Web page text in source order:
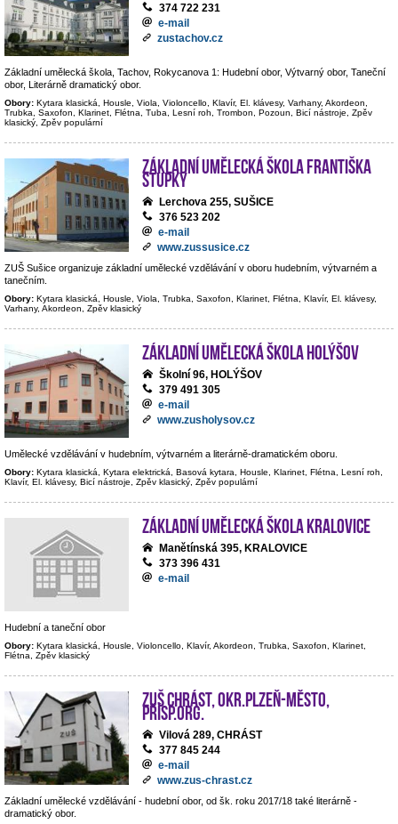
374 722 231
e-mail
zustachov.cz
Základní umělecká škola, Tachov, Rokycanova 1: Hudební obor, Výtvarný obor, Taneční
obor, Literárně dramatický obor.
Obory: Kytara klasická, Housle, Viola, Violoncello, Klavír, El. klávesy, Varhany, Akordeon,
Trubka, Saxofon, Klarinet, Flétna, Tuba, Lesní roh, Trombon, Pozoun, Bicí nástroje, Zpěv
klasický, Zpěv populární
Základní umělecká škola Františka
Stupky
Lerchova 255, SUŠICE
376 523 202
e-mail
www.zussusice.cz
ZUŠ Sušice organizuje základní umělecké vzdělávání v oboru hudebním, výtvarném a
tanečním.
Obory: Kytara klasická, Housle, Viola, Trubka, Saxofon, Klarinet, Flétna, Klavír, El. klávesy,
Varhany, Akordeon, Zpěv klasický
Základní umělecká škola Holýšov
Školní 96, HOLÝŠOV
379 491 305
e-mail
www.zusholysov.cz
Umělecké vzdělávání v hudebním, výtvarném a literárně-dramatickém oboru.
Obory: Kytara klasická, Kytara elektrická, Basová kytara, Housle, Klarinet, Flétna, Lesní roh,
Klavír, El. klávesy, Bicí nástroje, Zpěv klasický, Zpěv populární
Základní umělecká škola Kralovice
Manětínská 395, KRALOVICE
373 396 431
e-mail
Hudební a taneční obor
Obory: Kytara klasická, Housle, Violoncello, Klavír, Akordeon, Trubka, Saxofon, Klarinet,
Flétna, Zpěv klasický
ZUŠ Chrást, okr.Plzeň-město,
přísp.org.
Vilová 289, CHRÁST
377 845 244
e-mail
www.zus-chrast.cz
Základní umělecké vzdělávání - hudební obor, od šk. roku 2017/18 také literárně -
dramatický obor.